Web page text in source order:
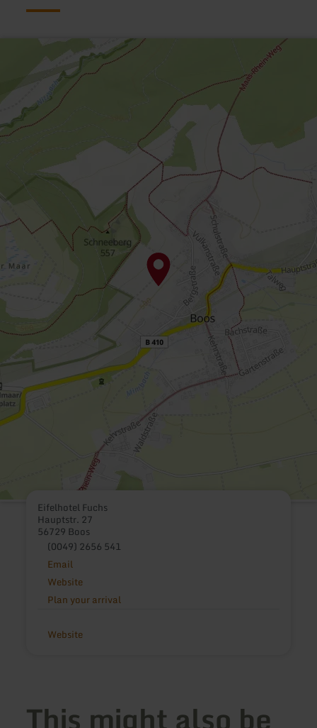
Eifelhotel Fuchs
Hauptstr. 27
56729 Boos
(0049) 2656 541
Email
Website
Plan your arrival
Website